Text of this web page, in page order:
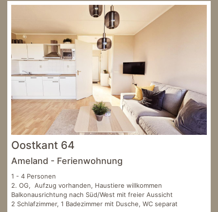
Oostkant 64
Ameland - Ferienwohnung
1 - 4 Personen
2. OG, Aufzug vorhanden, Haustiere willkommen
Balkonausrichtung nach Süd/West mit freier Aussicht
2 Schlafzimmer, 1 Badezimmer mit Dusche, WC separat